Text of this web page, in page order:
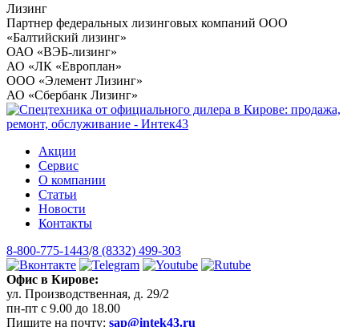
Лизинг
Партнер федеральных лизинговых компаний ООО
«Балтийский лизинг»
ОАО «ВЭБ-лизинг»
АО «ЛК «Европлан»
ООО «Элемент Лизинг»
АО «Сбербанк Лизинг»
Акции
Сервис
О компании
Статьи
Новости
Контакты
8-800-775-1443/8 (8332) 499-303
Офис в Кирове:
ул. Производственная, д. 29/2
пн-пт с 9.00 до 18.00
Пишите на почту: sap@intek43.ru